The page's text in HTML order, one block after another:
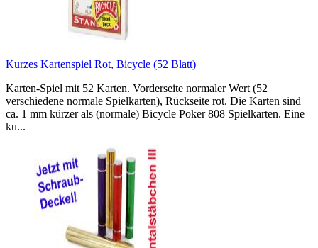
Kurzes Kartenspiel Rot, Bicycle (52 Blatt)
Karten-Spiel mit 52 Karten. Vorderseite normaler Wert (52
verschiedene normale Spielkarten), Rückseite rot. Die Karten sind
ca. 1 mm kürzer als (normale) Bicycle Poker 808 Spielkarten. Eine
ku...